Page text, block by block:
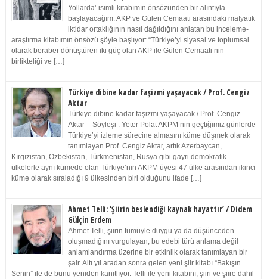
Yollarda’ isimli kitabımın önsözünden bir alıntıyla
başlayacağım. AKP ve Gülen Cemaati arasındaki mafyatik
iktidar ortaklığının nasıl dağıldığını anlatan bu inceleme-
araştırma kitabımın önsözü şöyle başlıyor: “Türkiye’yi siyasal ve toplumsal
olarak beraber dönüştüren iki güç olan AKP ile Gülen Cemaati’nin
birlikteliği ve […]
Türkiye dibine kadar faşizmi yaşayacak / Prof. Cengiz
Aktar
Türkiye dibine kadar faşizmi yaşayacak / Prof. Cengiz
Aktar – Söyleşi : Yeter Polat AKPM’nin geçtiğimiz günlerde
Türkiye’yi izleme sürecine almasını küme düşmek olarak
tanımlayan Prof. Cengiz Aktar, artık Azerbaycan,
Kırgızistan, Özbekistan, Türkmenistan, Rusya gibi gayri demokratik
ülkelerle aynı kümede olan Türkiye’nin AKPM üyesi 47 ülke arasından ikinci
küme olarak sıraladığı 9 ülkesinden biri olduğunu ifade […]
Ahmet Telli: ‘Şiirin beslendiği kaynak hayattır’ / Didem
Gülçin Erdem
Ahmet Telli, şiirin tümüyle duygu ya da düşünceden
oluşmadığını vurgulayan, bu edebi türü anlama değil
anlamlandırma üzerine bir etkinlik olarak tanımlayan bir
şair. Altı yıl aradan sonra gelen yeni şiir kitabı “Bakışın
Senin” ile de bunu yeniden kanıtlıyor. Telli ile yeni kitabını, şiiri ve şiire dahil